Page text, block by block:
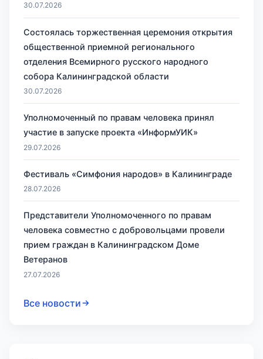
30.07.2026
Состоялась торжественная церемония открытия
общественной приемной регионального
отделения Всемирного русского народного
собора Калининградской области
30.07.2026
Уполномоченный по правам человека принял
участие в запуске проекта «ИнформУИК»
29.07.2026
Фестиваль «Симфония народов» в Калининграде
28.07.2026
Представители Уполномоченного по правам
человека совместно с добровольцами провели
прием граждан в Калининградском Доме
Ветеранов
27.07.2026
Все новости